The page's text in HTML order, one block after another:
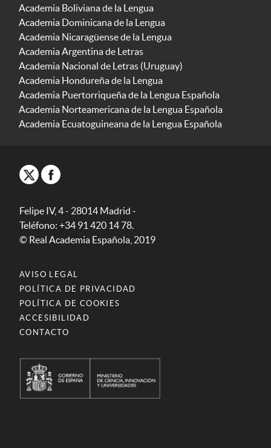
Academia Boliviana de la Lengua
Academia Dominicana de la Lengua
Academia Nicaragüense de la Lengua
Academia Argentina de Letras
Academia Nacional de Letras (Uruguay)
Academia Hondureña de la Lengua
Academia Puertorriqueña de la Lengua Española
Academia Norteamericana de la Lengua Española
Academia Ecuatoguineana de la Lengua Española
Felipe IV, 4 - 28014 Madrid -
Teléfono: +34 91 420 14 78.
© Real Academia Española, 2019
AVISO LEGAL
POLÍTICA DE PRIVACIDAD
POLÍTICA DE COOKIES
ACCESIBILIDAD
CONTACTO